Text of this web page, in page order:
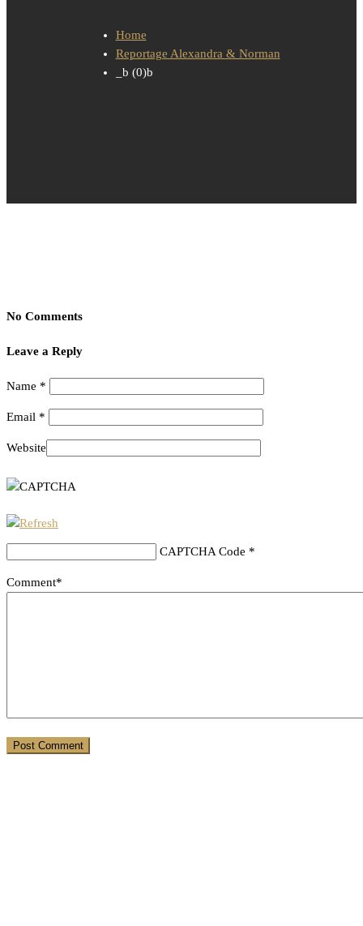
Home
Reportage Alexandra & Norman
_b (0)b
No Comments
Leave a Reply
Name *
Email *
Website
CAPTCHA Code *
Comment*